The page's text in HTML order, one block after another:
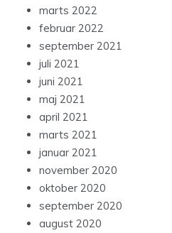
marts 2022
februar 2022
september 2021
juli 2021
juni 2021
maj 2021
april 2021
marts 2021
januar 2021
november 2020
oktober 2020
september 2020
august 2020